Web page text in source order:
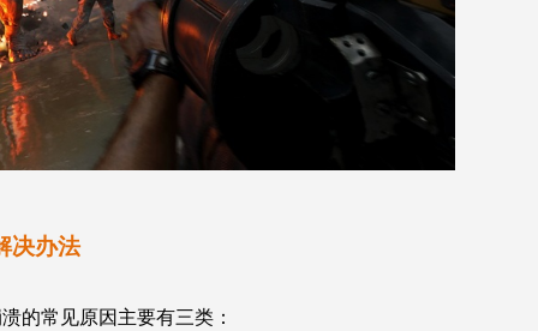
决办法
的常见原因主要有三类：